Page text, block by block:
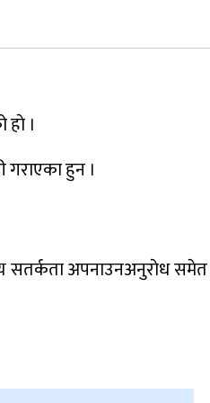
इजलासले उक्त निर्णय
गरेको हो ।
जुम्ला आउँदै गरेकाे जिप
।
हुन ।
सतर्कता अपनाउनअनुराेध समेत